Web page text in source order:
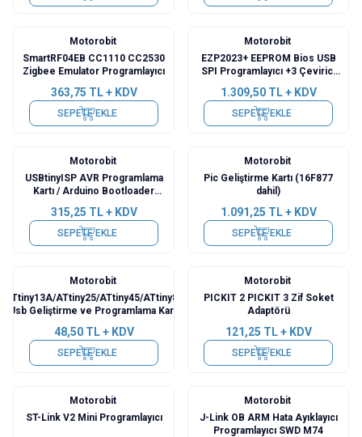
Motorobit
SmartRF04EB CC1110 CC2530
Zigbee Emulator Programlayıcı
363,75 TL + KDV
SEPETE EKLE
Motorobit
EZP2023+ EEPROM Bios USB
SPI Programlayıcı +3 Çevirici
1.309,50TL + KDV
SEPETE EKLE
Motorobit
USBtinyISP AVR Programlama
Kartı / Arduino Bootloader
315,25 TL + KDV
SEPETE EKLE
Motorobit
Pic Geliştirme Kartı (16F877
dahil)
1.091,25 TL + KDV
SEPETE EKLE
Motorobit
ATtiny13A/ATtiny25/ATtiny45/ATtiny85
Usb Geliştirme ve Programlama Kartı
48,50TL + KDV
SEPETE EKLE
Motorobit
PICKIT 2 PICKIT 3 Zif Soket
Adaptörü
121,25 TL + KDV
SEPETE EKLE
Motorobit
ST-Link V2 Mini Programlayıcı
Motorobit
J-Link OB ARM Hata Ayıklayıcı
Programlayıcı SWD M74